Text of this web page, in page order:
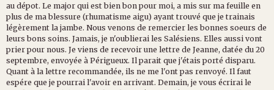
au dépot. Le major qui est bien bon pour moi, a mis sur ma feuille en
plus de ma blessure (rhumatisme aigu) ayant trouvé que je trainais
légèrement la jambe. Nous venons de remercier les bonnes soeurs de
leurs bons soins. Jamais, je n'oublierai les Salésiens. Elles aussi vont
prier pour nous. Je viens de recevoir une lettre de Jeanne, datée du 20
septembre, envoyée à Périgueux. Il parait que j'étais porté disparu.
Quant à la lettre recommandée, ils ne me l'ont pas renvoyé. Il faut
espére que je pourrai l'avoir en arrivant. Demain, je vous écrirai le